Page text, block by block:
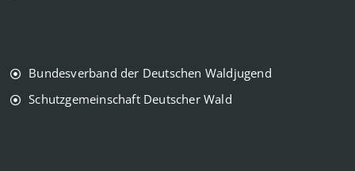
Bundesverband der Deutschen Waldjugend
Schutzgemeinschaft Deutscher Wald